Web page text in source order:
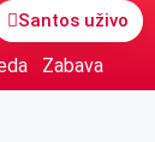
Santos uživo
Zabava